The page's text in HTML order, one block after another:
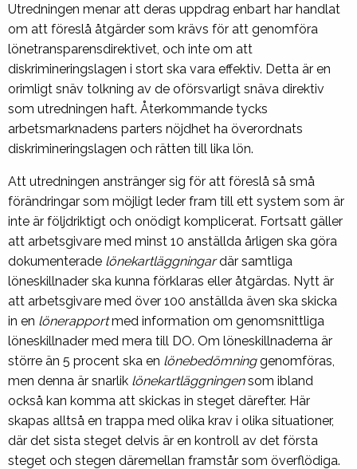
Utredningen menar att deras uppdrag enbart har handlat
om att föreslå åtgärder som krävs för att genomföra
lönetransparensdirektivet, och inte om att
diskrimineringslagen i stort ska vara effektiv. Detta är en
orimligt snäv tolkning av de oförsvarligt snäva direktiv
som utredningen haft. Återkommande tycks
arbetsmarknadens parters nöjdhet ha överordnats
diskrimineringslagen och rätten till lika lön.
Att utredningen anstränger sig för att föreslå så små
förändringar som möjligt leder fram till ett system som är
inte är följdriktigt och onödigt komplicerat. Fortsatt gäller
att arbetsgivare med minst 10 anställda årligen ska göra
dokumenterade lönekartläggningardär samtliga
löneskillnader ska kunna förklaras eller åtgärdas. Nytt är
att arbetsgivare med över 100 anställda även ska skicka
in en lönerapportmed information om genomsnittliga
löneskillnader med mera till DO. Om löneskillnaderna är
större än 5 procent ska en lönebedömninggenomföras,
men denna är snarlik lönekartläggningensom ibland
också kan komma att skickas in steget därefter. Här
skapas alltså en trappa med olika krav i olika situationer,
där det sista steget delvis är en kontroll av det första
steget och stegen däremellan framstår som överflödiga.